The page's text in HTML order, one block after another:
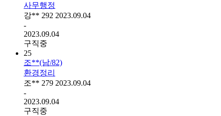
사무행정
강** 292 2023.09.04
-
2023.09.04
구직중
25
조**(남/82)
환경정리
조** 279 2023.09.04
-
2023.09.04
구직중